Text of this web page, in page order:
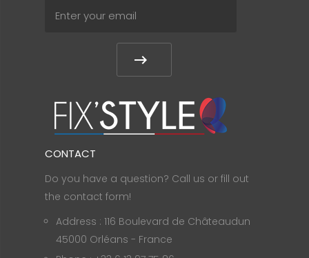
CONTACT
Do you have a question? Call us or fill out
the contact form!
Address : 116 Boulevard de Châteaudun
45000 Orléans - France